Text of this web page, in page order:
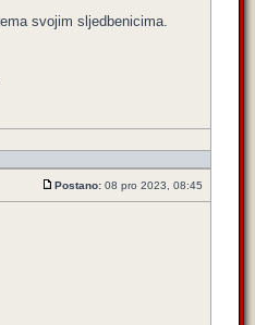
svojim sljedbenicima.
Postano: 08 pro 2023, 08:45